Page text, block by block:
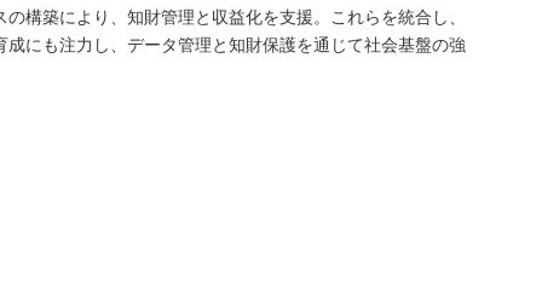
構築により、知財管理と収益化を支援。これらを統合し、
にも注力し、データ管理と知財保護を通じて社会基盤の強